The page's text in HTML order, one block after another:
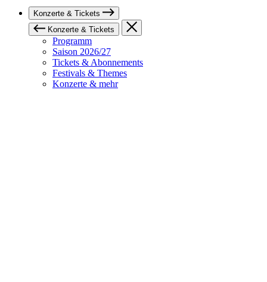
Konzerte & Tickets
Konzerte & Tickets
Programm
Saison 2026/27
Tickets & Abonnements
Festivals & Themes
Konzerte & mehr